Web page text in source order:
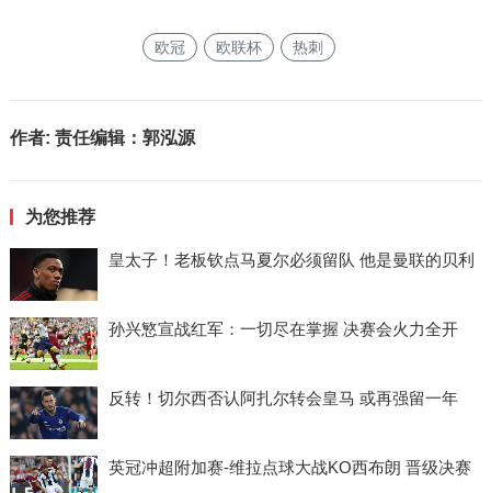
欧冠 欧联杯 热刺
作者: 责任编辑：郭泓源
为您推荐
皇太子！老板钦点马夏尔必须留队 他是曼联的贝利
孙兴慜宣战红军：一切尽在掌握 决赛会火力全开
反转！切尔西否认阿扎尔转会皇马 或再强留一年
英冠冲超附加赛-维拉点球大战KO西布朗 晋级决赛